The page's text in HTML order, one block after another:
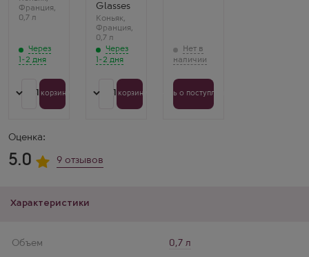
Оценка:
5.0 9 отзывов
Характеристики
Объем
0,7 л
Франция,
0,7 л
Через
1-2 дня
1В корзину
Glasses
Коньяк,
Франция,
0,7 л
Через
1-2 дня
1В корзину Узнать о поступлении